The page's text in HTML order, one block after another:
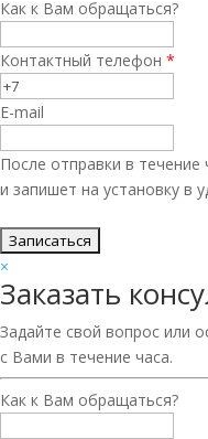
Как к Вам обращаться?
Контактный телефон *
E-mail
После отправки в
и запишет на установку в
×
Заказать
Задайте свой вопрос или
с Вами в течение часа.
Как к Вам обращаться?